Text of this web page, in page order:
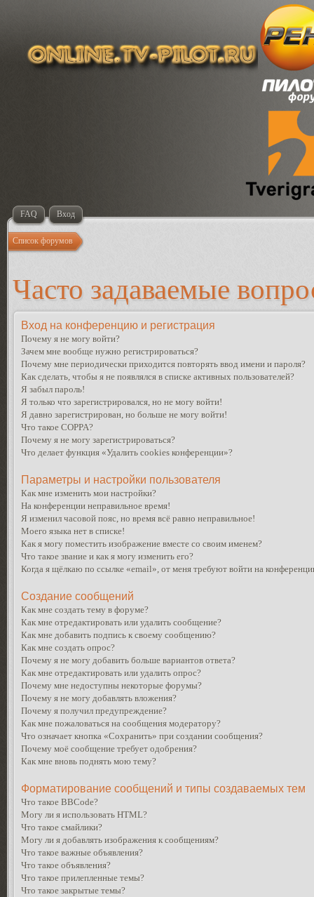
FAQ Вход
Список форумов
Часто задаваемые
Вход на конференцию и регистрация
Почему я не могу войти?
Зачем мне вообще нужно регистрироваться?
Почему мне периодически приходится повторять ввод имени и пароля?
Как сделать, чтобы я не появлялся в списке активных пользователей?
Я забыл пароль!
Я только что зарегистрировался, но не могу войти!
Я давно зарегистрирован, но больше не могу войти!
Что такое COPPA?
Почему я не могу зарегистрироваться?
Что делает функция «Удалить cookies конференции»?
Параметры и настройки пользователя
Как мне изменить мои настройки?
На конференции неправильное время!
Я изменил часовой пояс, но время всё равно неправильное!
Моего языка нет в списке!
Как я могу поместить изображение вместе со своим именем?
Что такое звание и как я могу изменить его?
Когда я щёлкаю по ссылке «email», от меня требуют войти на
Создание сообщений
Как мне создать тему в форуме?
Как мне отредактировать или удалить сообщение?
Как мне добавить подпись к своему сообщению?
Как мне создать опрос?
Почему я не могу добавить больше вариантов ответа?
Как мне отредактировать или удалить опрос?
Почему мне недоступны некоторые форумы?
Почему я не могу добавлять вложения?
Почему я получил предупреждение?
Как мне пожаловаться на сообщения модератору?
Что означает кнопка «Сохранить» при создании сообщения?
Почему моё сообщение требует одобрения?
Как мне вновь поднять мою тему?
Форматирование сообщений и типы создаваемых тем
Что такое BBCode?
Могу ли я использовать HTML?
Что такое смайлики?
Могу ли я добавлять изображения к сообщениям?
Что такое важные объявления?
Что такое объявления?
Что такое прилепленные темы?
Что такое закрытые темы?